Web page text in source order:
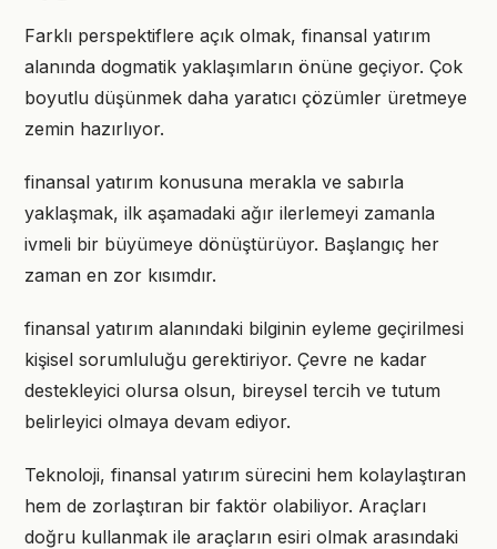
Farklı perspektiflere açık olmak, finansal yatırım
alanında dogmatik yaklaşımların önüne geçiyor. Çok
boyutlu düşünmek daha yaratıcı çözümler üretmeye
zemin hazırlıyor.
finansal yatırım konusuna merakla ve sabırla
yaklaşmak, ilk aşamadaki ağır ilerlemeyi zamanla
ivmeli bir büyümeye dönüştürüyor. Başlangıç her
zaman en zor kısımdır.
finansal yatırım alanındaki bilginin eyleme geçirilmesi
kişisel sorumluluğu gerektiriyor. Çevre ne kadar
destekleyici olursa olsun, bireysel tercih ve tutum
belirleyici olmaya devam ediyor.
Teknoloji, finansal yatırım sürecini hem kolaylaştıran
hem de zorlaştıran bir faktör olabiliyor. Araçları
doğru kullanmak ile araçların esiri olmak arasındaki